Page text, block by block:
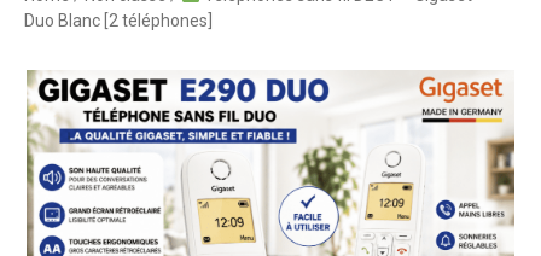
Duo Blanc [2 téléphones]